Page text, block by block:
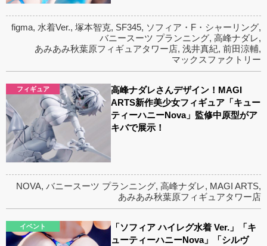
figma, 水着Ver., 塚本智克, SF345, ソフィア・F・シャーリング,
バニースーツ プランニング, 高峰ナダレ,
あみあみ秋葉原フィギュアタワー店, 浅井真紀, 前田涼輔,
マックスファクトリー
フィギュア
高峰ナダレさんデザイン！MAGI
ARTS新作美少女フィギュア「キュー
ティーハニーNova」監修中原型がア
キバで展示！
NOVA, バニースーツ プランニング, 高峰ナダレ, MAGI ARTS,
あみあみ秋葉原フィギュアタワー店
イベント
「ソフィア ハイレグ水着 Ver.」「キ
ューティーハニーNova」「シルヴ